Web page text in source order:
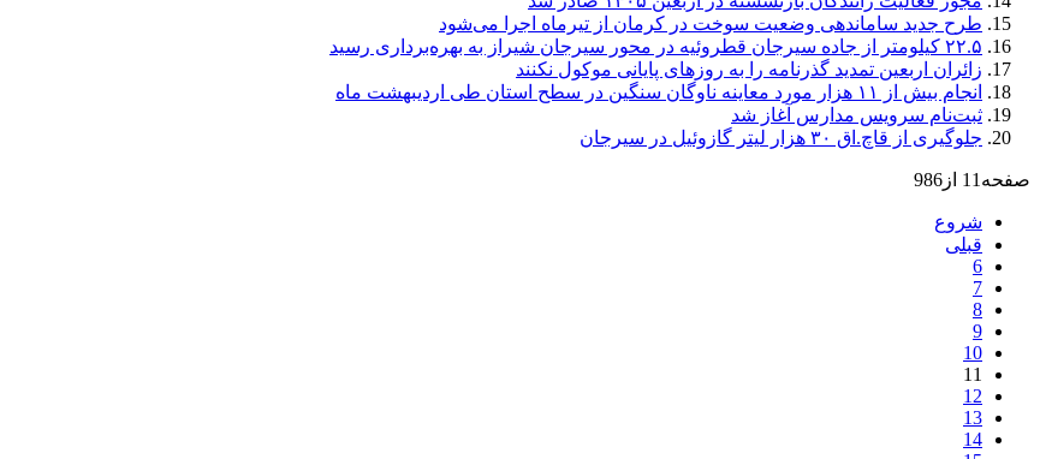
طرح جدید ساماندهی وضعیت سوخت در کرمان از تیرماه اجرا می‌شود
۲۲.۵ کیلومتر از جاده سیرجان قطروئیه در محور سیرجان شیراز به بهره‌برداری رسید
زائران اربعین تمدید گذرنامه را به روزهای پایانی موکول نکنند
انجام بیش از ۱۱ هزار مورد معاینه ناوگان سنگین در سطح استان طی اردیبهشت ماه
ثبت‌نام سرویس مدارس آغاز شد
جلوگیری از قاچ.اق ۳۰ هزار لیتر گازوئیل در سیرجان
صفحه11 از986
شروع
قبلی
6
7
8
9
10
11
12
13
14